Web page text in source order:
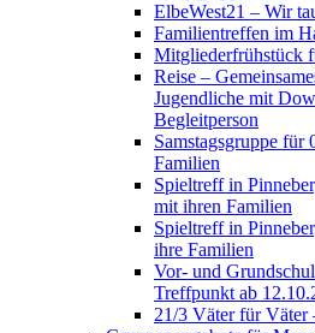
ElbeWest21 – Wir
Familientreffen im
Mitgliederfrühstück
Reise –
Jugendliche mit
Begleitperson
Samstagsgruppe für
Familien
Spieltreff in
mit ihren Familien
Spieltreff in
ihre Familien
Vor- und
Treffpunkt ab
21/3 Väter für Väter